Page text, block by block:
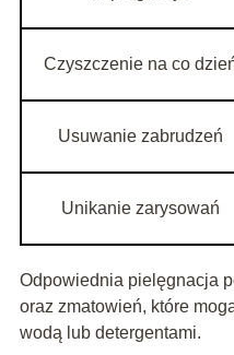
Czyszczenie na co
Usuwanie zabrudzeń
Unikanie zarysowań
Odpowiednia pielęgnacja
oraz zmatowień, które
wodą lub detergentami.